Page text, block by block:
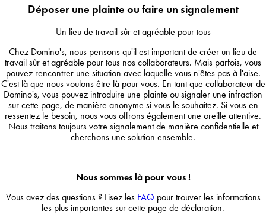
Déposer une plainte ou faire un signalement
Un lieu de travail sûr et agréable pour tous
Chez Domino's, nous pensons qu'il est important de créer un lieu de
travail sûr et agréable pour tous nos collaborateurs. Mais parfois, vous
pouvez rencontrer une situation avec laquelle vous n'êtes pas à l'aise.
C'est là que nous voulons être là pour vous. En tant que collaborateur de
Domino's, vous pouvez introduire une plainte ou signaler une infraction
sur cette page, de manière anonyme si vous le souhaitez. Si vous en
ressentez le besoin, nous vous offrons également une oreille attentive.
Nous traitons toujours votre signalement de manière confidentielle et
cherchons une solution ensemble.
Nous sommes là pour vous !
Vous avez des questions ? Lisez les FAQ pour trouver les informations
les plus importantes sur cette page de déclaration.